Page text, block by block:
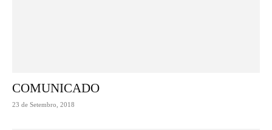
COMUNICADO
23 de Setembro, 2018